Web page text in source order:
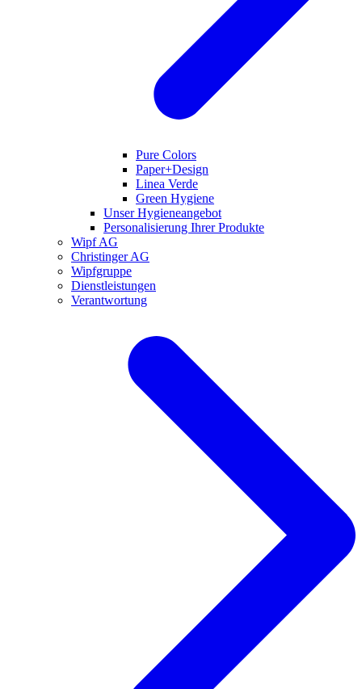
Pure Colors
Paper+Design
Linea Verde
Green Hygiene
Unser Hygieneangebot
Personalisierung Ihrer Produkte
Wipf AG
Christinger AG
Wipfgruppe
Dienstleistungen
Verantwortung